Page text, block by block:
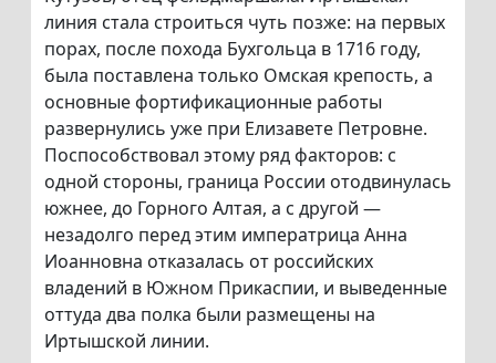
линия стала строиться чуть позже: на первых
порах, после похода Бухгольца в 1716 году,
была поставлена только Омская крепость, а
основные фортификационные работы
развернулись уже при Елизавете Петровне.
Поспособствовал этому ряд факторов: с
одной стороны, граница России отодвинулась
южнее, до Горного Алтая, а с другой —
незадолго перед этим императрица Анна
Иоанновна отказалась от российских
владений в Южном Прикаспии, и выведенные
оттуда два полка были размещены на
Иртышской линии.